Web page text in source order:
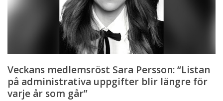
uppgifter
blir
varje
år
som
går”
Veckans medlemsröst Sara Persson: “Listan
på administrativa uppgifter blir längre för
varje år som går”